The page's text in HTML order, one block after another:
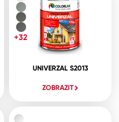
UNIVERZAL S2013
ZOBRAZIT
+32